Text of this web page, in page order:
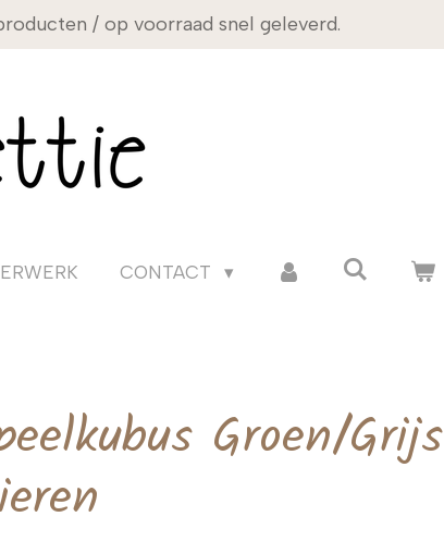
/ op voorraad snel geleverd.
CONTACT
Groen/Grijs